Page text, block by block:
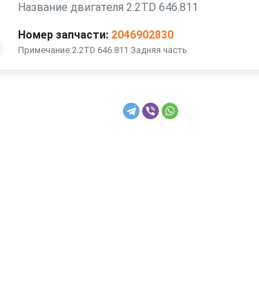
Название двигателя 2.2TD 646.811
Номер запчасти: 2046902830
Примечание:2.2TD 646.811 Задняя часть